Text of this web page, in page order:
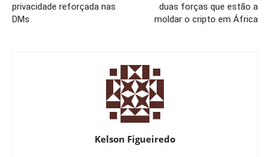
privacidade reforçada nas
DMs
duas forças que estão a
moldar o cripto em África
Kelson Figueiredo